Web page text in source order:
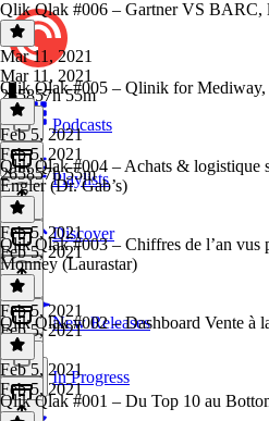
Podcasts
Playlists
Discover
New Releases
In Progress
Qlik Qlak #006 – Gartner VS BARC,
Mar 11, 2021
Mar 11, 2021
265857h 55m
Qlik Qlak #005 – Qlinik for Mediway,
Feb 5, 2021
Feb 5, 2021
265857h 55m
Qlik Qlak #004 – Achats & logistique
Engler (Dr. Gab’s)
Feb 5, 2021
Feb 5, 2021
Qlik Qlak #003 – Chiffres de l’an vus
Monney (Laurastar)
Feb 5, 2021
Feb 5, 2021
Qlik Qlak #002 – Dashboard Vente à
Feb 5, 2021
Feb 5, 2021
Qlik Qlak #001 – Du Top 10 au